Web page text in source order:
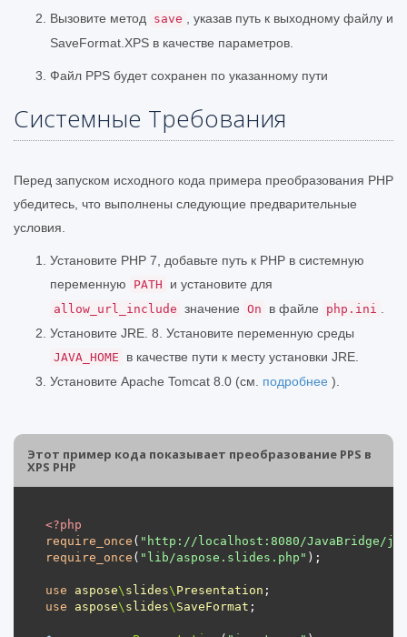
Вызовите метод save
, указав путь к выходному файлу и
SaveFormat.XPS в качестве параметров.
Файл PPS будет сохранен по указанному пути
Системные Требования
Перед запуском исходного кода примера преобразования PHP
убедитесь, что выполнены следующие предварительные
условия.
Установите PHP 7, добавьте путь к PHP в системную
переменную
PATH и установите для
allow_url_include значение On в файле php.ini
Установите JRE. 8. Установите переменную среды
JAVA_HOME
в качестве пути к месту установки JRE.
Установите Apache Tomcat 8.0 (см. подробнее ).
Этот пример кода показывает преобразование PPS в
XPS PHP
<?php
require_once ( "http://localhost:8080/JavaBridge/
require_once ( "lib/aspose.slides.php"
use aspose\ slides\ Presentation
use
aspose\ slides\ SaveFormat